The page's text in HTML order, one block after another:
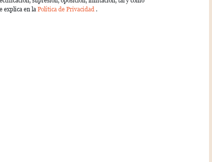
explica en la Política de Privacidad .